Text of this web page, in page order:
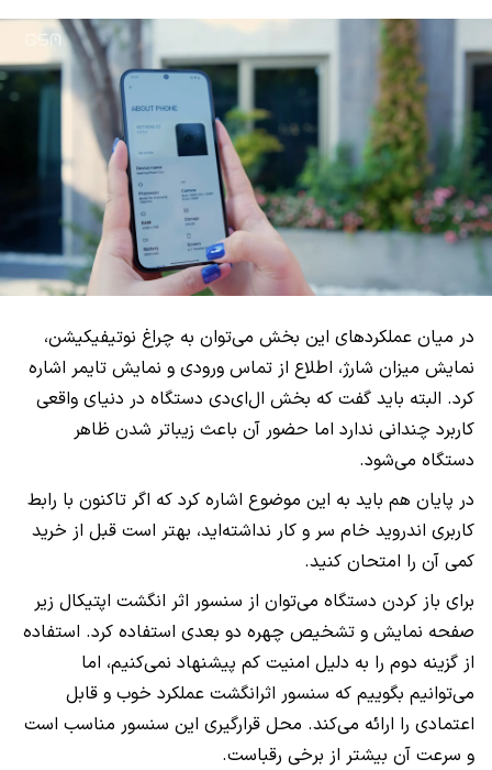
در میان عملکرد‌های این بخش می‌توان به چراغ نوتیفیکیشن،
نمایش میزان شارژ، اطلاع از تماس ورودی و نمایش تایمر اشاره
کرد. البته باید گفت که بخش ال‌ای‌دی دستگاه در دنیای واقعی
کاربرد چندانی ندارد اما حضور آن باعث زیبا‌تر شدن ظاهر
دستگاه می‌شود.
در پایان هم باید به این موضوع اشاره کرد که اگر تاکنون با رابط
کاربری اندروید خام سر و کار نداشته‌اید، بهتر است قبل از خرید
کمی آن را امتحان کنید.
برای باز کردن دستگاه می‌توان از سنسور اثر انگشت اپتیکال زیر
صفحه نمایش و تشخیص چهره دو بعدی استفاده کرد. استفاده
از گزینه دوم را به دلیل امنیت کم پیشنهاد نمی‌کنیم، اما
می‌توانیم بگوییم که سنسور اثر‌انگشت عملکرد خوب و قابل
اعتمادی را ارائه می‌کند. محل قرارگیری این سنسور مناسب است
و سرعت آن بیشتر از برخی رقباست.